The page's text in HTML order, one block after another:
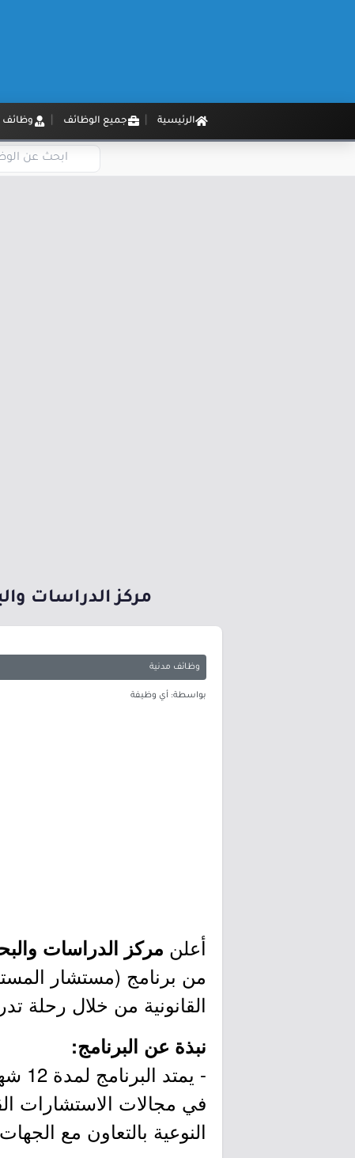
الرئيسية جميع الوظائف وظائف
مركز الدراسات
وظائف مدنية
بواسطة: أي وظيفة
أعلن مركز الدراسات
من برنامج (مستشار
القانونية من خلال رحلة
نبذة عن البرنامج:
-
في مجالات الاستشارات
النوعية بالتعاون مع